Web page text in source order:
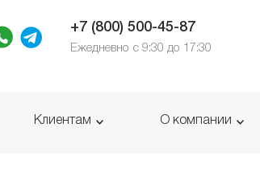
+7 (800) 500-45-87
Ежедневно с 9:30 до 17:30
Клиентам О компании